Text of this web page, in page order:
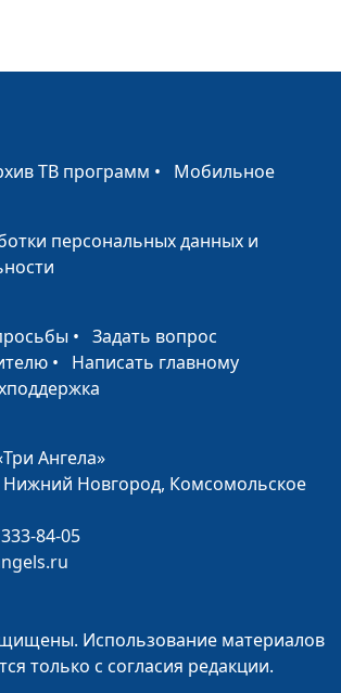
Альбир Крганов, муфтий
(глава) Духовного собрания
Общественной палаты РФ
мусульман России, член
Общественной палаты РФ
с
Альбир Крганов, муфтий
и
Станислав Кулов, адвокат,
ТВ программ • Мобильное
персональных данных и
• Задать вопрос
• Написать главному
Ангела»
Нижний Новгород, Комсомольское
84-05
Использование материалов
только с согласия редакции.